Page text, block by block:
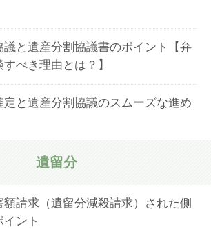
議と遺産分割協議書のポイント【弁
べき理由とは？】
定と遺産分割協議のスムーズな進め
遺留分
額請求（遺留分減殺請求）された側
ント